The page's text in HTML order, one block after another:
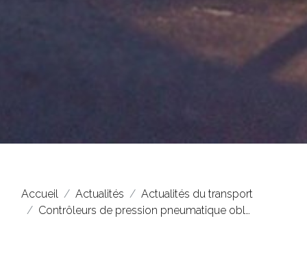
Accueil Actualités
Actualités du transport
Contrôleurs de pression pneumatique obl…